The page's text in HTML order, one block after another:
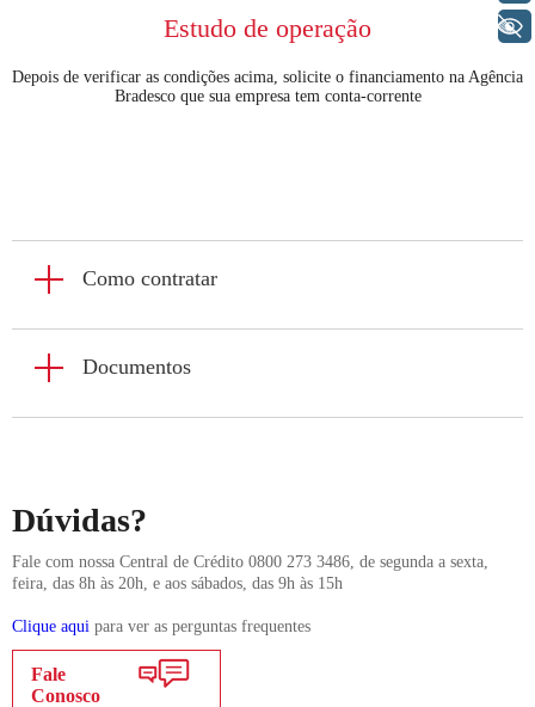
Estudo de operação
Depois de verificar as condições acima, solicite o financiamento na Agência
Bradesco que sua empresa tem conta-corrente
Como contratar
Documentos
Dúvidas?
Fale com nossa Central de Crédito 0800 273 3486, de segunda a sexta,
feira, das 8h às 20h, e aos sábados, das 9h às 15h
Clique aqui para ver as perguntas frequentes
Fale
Conosco
+ Acessibilidade